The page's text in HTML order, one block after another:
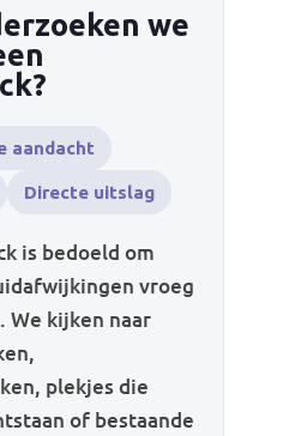
we
aandacht
Directe uitslag
is bedoeld om
vroeg
We kijken naar
plekjes die
of bestaande